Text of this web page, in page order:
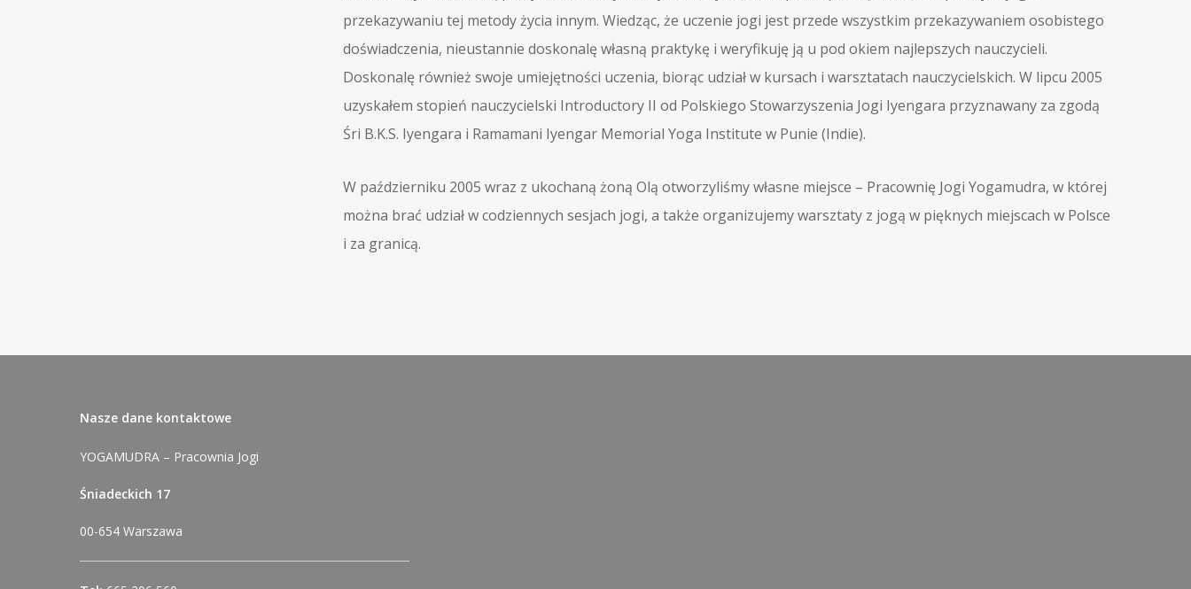
przekazywaniu tej metody życia innym. Wiedząc, że uczenie jogi jest przede wszystkim przekazywaniem osobistego
doświadczenia, nieustannie doskonalę własną praktykę i weryfikuję ją u pod okiem najlepszych nauczycieli.
Doskonalę również swoje umiejętności uczenia, biorąc udział w kursach i warsztatach nauczycielskich. W lipcu 2005
uzyskałem stopień nauczycielski Introductory II od Polskiego Stowarzyszenia Jogi Iyengara przyznawany za zgodą
Śri B.K.S. Iyengara i Ramamani Iyengar Memorial Yoga Institute w Punie (Indie).
W październiku 2005 wraz z ukochaną żoną Olą otworzyliśmy własne miejsce – Pracownię Jogi Yogamudra, w której
można brać udział w codziennych sesjach jogi, a także organizujemy warsztaty z jogą w pięknych miejscach w Polsce
i za granicą.
Nasze dane kontaktowe
YOGAMUDRA – Pracownia Jogi
Śniadeckich 17
00-654 Warszawa